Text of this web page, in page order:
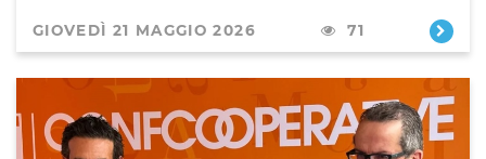
GIOVEDÌ 21 MAGGIO 2026 71